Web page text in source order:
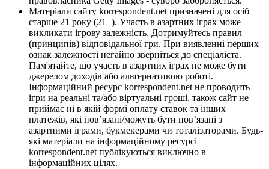
Матеріали сайту korrespondent.net призначені для осіб
старше 21 року (21+). Участь в азартних іграх може
викликати ігрову залежність. Дотримуйтесь правил
(принципів) відповідальної гри. При виявленні перших
ознак залежності негайно зверніться до спеціаліста.
Пам'ятайте, що участь в азартних іграх не може бути
джерелом доходів або альтернативою роботі.
Інформаційний ресурс korrespondent.net не проводить
ігри на реальні та/або віртуальні гроші, також сайт не
приймає ні в якій формі оплату ставок та інших
платежів, які пов’язані/можуть бути пов’язані з
азартними іграми, букмекерами чи тоталізаторами. Будь-
які матеріали на інформаційному ресурсі
korrespondent.net публікуються виключно в
інформаційних цілях.